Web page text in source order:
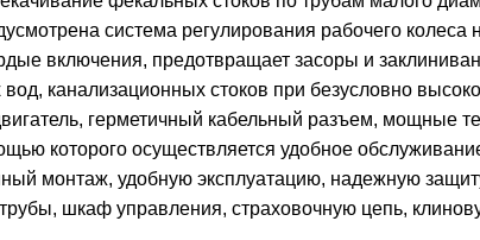
система регулирования рабочего
включения, предотвращает засоры и
канализационных стоков при безусловно
герметичный кабельный разъем, мощные
которого осуществляется удобное
монтаж, удобную эксплуатацию, надежную
шкаф управления, страховочную цепь,